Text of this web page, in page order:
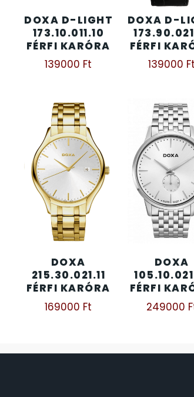
DOXA D-LIGHT
173.10.011.10
FÉRFI KARÓRA
139000 Ft
DOXA D-
FÉRFI
139000 Ft
DOXA
215.30.021.11
FÉRFI KARÓRA
169000 Ft
DOXA
FÉRFI
249000
KENNETH COLE
MÁRKÁS KARÓRA SZÍJAK
MASERATI
MORGAN
OKOSÓRA SZÍJAK
OKOSÓRÁK
ÖNGYÚJTÓK
ÓRÁS GÉPEK